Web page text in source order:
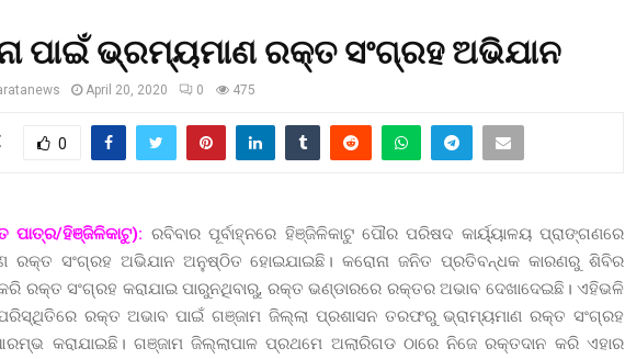
ପାଇଁ ଭ୍ରମ୍ୟମାଣ ରକ୍ତ ସଂଗ୍ରହ ଅଭିଯାନ
April 20, 2020 0 475
0
ପାତ୍ର/ହିଞ୍ଜିଳିକାଟୁ): ରବିବାର ପୂର୍ବାହ୍ନରେ ହିଞ୍ଜିଳିକାଟୁ ପୌର ପରିଷଦ କାର୍ୟ୍ୟାଳୟ ପ୍ରାଙ୍ଗଣରେ
ରକ୍ତ ସଂଗ୍ରହ ଅଭିଯାନ ଅନୁଷ୍ଠିତ ହୋଇଯାଇଛି। କରୋନା ଜନିତ ପ୍ରତିବନ୍ଧକ କାରଣରୁ ଶିବିର
ରକ୍ତ ସଂଗ୍ରହ କରାଯାଇ ପାରୁନଥିବାରୁ, ରକ୍ତ ଭଣ୍ଡାରରେ ରକ୍ତର ଅଭାବ ଦେଖାଦେଇଛି। ଏହିଭଳି
ରକ୍ତ ଅଭାବ ପାଇଁ ଗଞ୍ଜାମ ଜିଲ୍ଲା ପ୍ରଶାସନ ତରଫରୁ ଭ୍ରାମ୍ୟମାଣ ରକ୍ତ ସଂଗ୍ରହ
କରାଯାଇଛି। ଗଞ୍ଜାମ ଜିଲ୍ଲାପାଳ ପ୍ରଥମେ ଅଲାରିଗଡ ଠାରେ ନିଜେ ରକ୍ତଦାନ କରି ଏହାର